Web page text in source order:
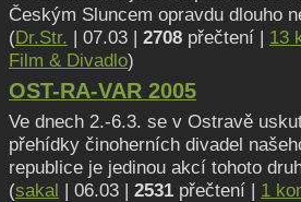
Českým Sluncem opravdu dlouho
(Dr.Str. | 07.03 | 2708 přečtení | 13
Film & Divadlo)
OST-RA-VAR 2005
Ve dnech 2.-6.3. se v Ostravě
přehídky činoherních divadel
republice je jedinou akcí tohoto
(sakal | 06.03 | 2531 přečtení | 1